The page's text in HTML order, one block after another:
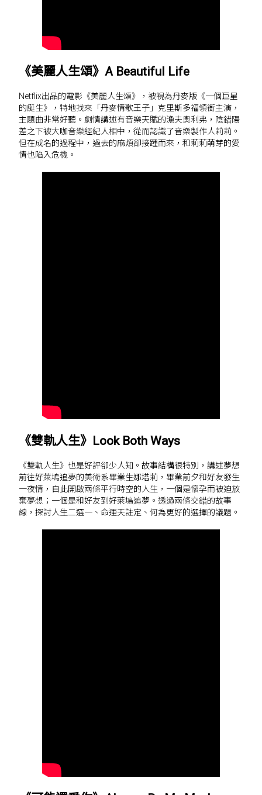
《美麗人生頌》A Beautiful Life
Netflix出品的電影《美麗人生頌》，被視為丹麥版《一個巨星
的誕生》，特地找來「丹麥情歌王子」克里斯多福領銜主演，
主題曲非常好聽。劇情講述有音樂天賦的漁夫奧利弗，陰錯陽
差之下被大咖音樂經紀人相中，從而認識了音樂製作人莉莉。
但在成名的過程中，過去的麻煩卻接踵而來，和莉莉萌芽的愛
情也陷入危機。
《雙軌人生》Look Both Ways
《雙軌人生》也是好評卻少人知。故事結構很特別，講述夢想
前往好萊塢追夢的美術系畢業生娜塔莉，畢業前夕和好友發生
一夜情，自此開啟兩條平行時空的人生，一個是懷孕而被迫放
棄夢想；一個是和好友到好萊塢追夢。透過兩條交錯的故事
線，探討人生二選一、命運天註定、何為更好的選擇的議題。